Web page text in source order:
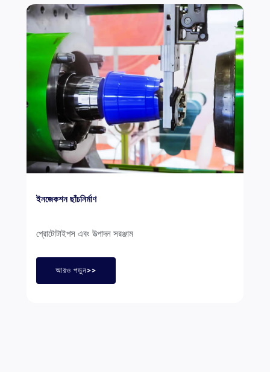
ইনজেকশন ছাঁচনির্মাণ
প্রোটোটাইপস এবং উত্পাদন সরঞ্জাম
আরও পড়ুন>>